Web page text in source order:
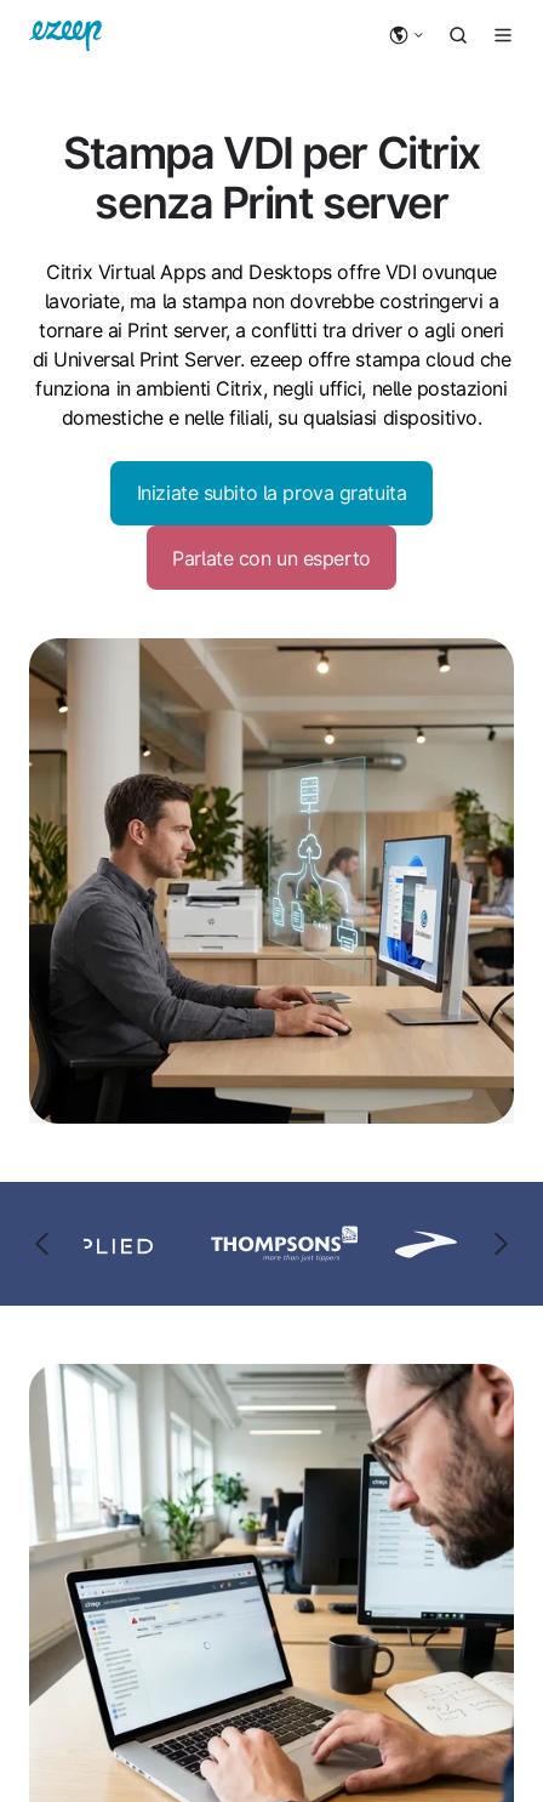
Stampa VDI per Citrix
senza Print server
Citrix Virtual Apps and Desktops offre VDI ovunque
lavoriate, ma la stampa non dovrebbe costringervi a
tornare ai Print server, a conflitti tra driver o agli oneri
di Universal Print Server. ezeep offre stampa cloud che
funziona in ambienti Citrix, negli uffici, nelle postazioni
domestiche e nelle filiali, su qualsiasi dispositivo.
Iniziate subito la prova gratuita
Parlate con un esperto